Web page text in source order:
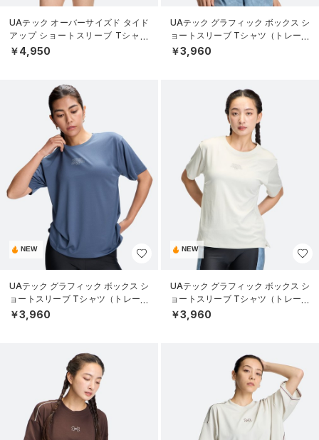
UAテック オーバーサイズド タイド
アップ ショートスリーブ Tシャツ
（トレーニング/WOMEN）
￥4,950
UAテック グラフィック ボックス シ
ョートスリーブ Tシャツ（トレーニ
ング/WOMEN）
￥3,960
NEW
UAテック グラフィック ボックス シ
ョートスリーブ Tシャツ（トレーニ
ング/WOMEN）
￥3,960
NEW
UAテック グラフィック ボックス シ
ョートスリーブ Tシャツ（トレーニ
ング/WOMEN）
￥3,960